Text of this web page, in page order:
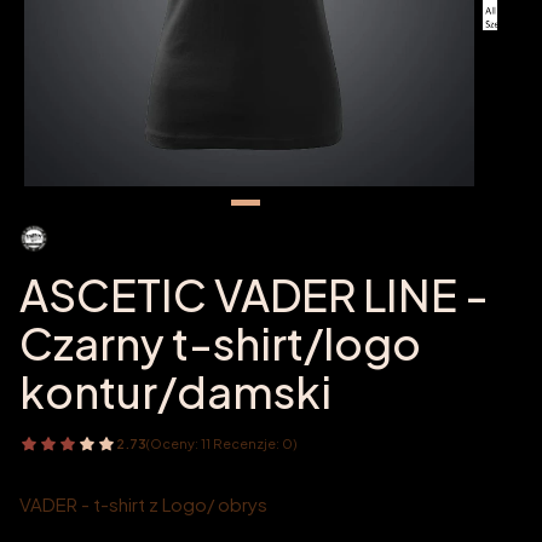
ASCETIC VADER LINE -
Czarny t-shirt/logo
kontur/damski
2.73(Oceny: 11 Recenzje: 0)
VADER - t-shirt z Logo/ obrys